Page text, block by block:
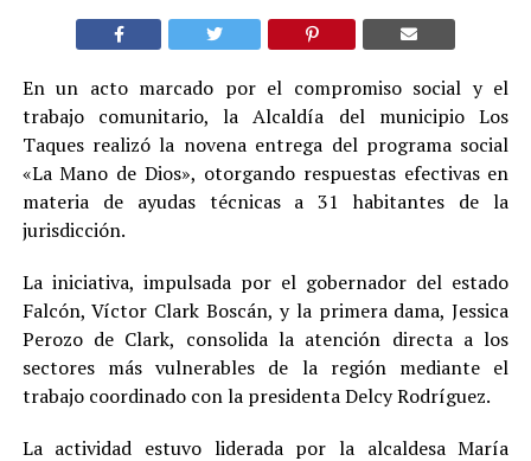
En un acto marcado por el compromiso social y el
trabajo comunitario, la Alcaldía del municipio Los
Taques realizó la novena entrega del programa social
«La Mano de Dios», otorgando respuestas efectivas en
materia de ayudas técnicas a 31 habitantes de la
jurisdicción.
La iniciativa, impulsada por el gobernador del estado
Falcón, Víctor Clark Boscán, y la primera dama, Jessica
Perozo de Clark, consolida la atención directa a los
sectores más vulnerables de la región mediante el
trabajo coordinado con la presidenta Delcy Rodríguez.
La actividad estuvo liderada por la alcaldesa María